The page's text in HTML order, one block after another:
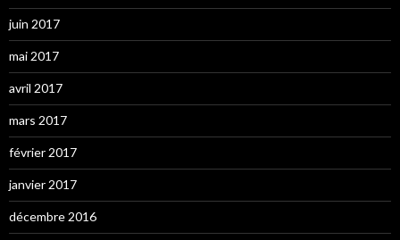
juin 2017
mai 2017
avril 2017
mars 2017
février 2017
janvier 2017
décembre 2016